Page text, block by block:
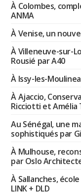
À Colombes,
ANMA
À Venise, un
À Villeneuve-sur-
Rousié par A40
À Issy-les-
À Ajaccio,
Ricciotti et Amélia
Au Sénégal, une
sophistiqués par
À Mulhouse,
par Oslo
À Sallanches,
LINK + DLD